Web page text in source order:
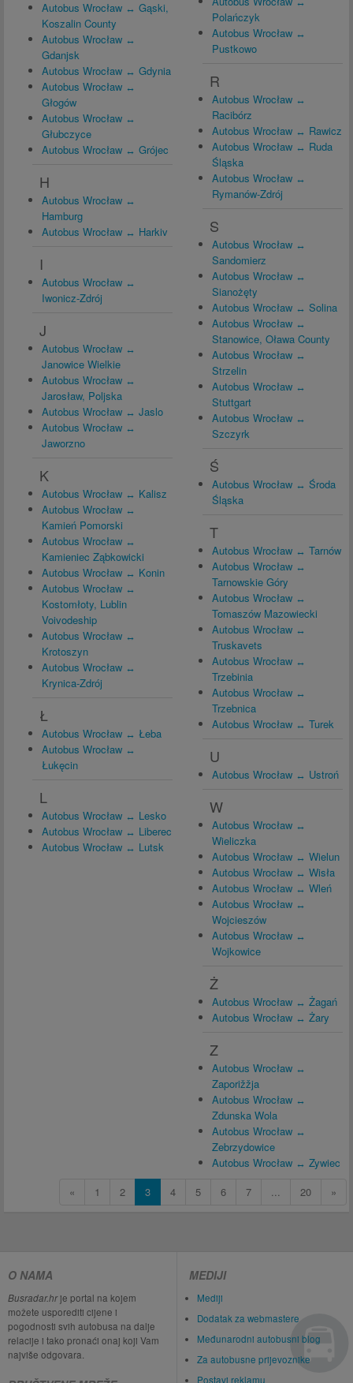
Autobus Wrocław ↔ Gąski,
Koszalin County
Autobus Wrocław ↔
Gdanjsk
Autobus Wrocław ↔ Gdynia
Autobus Wrocław ↔
Głogów
Autobus Wrocław ↔
Głubczyce
Autobus Wrocław ↔ Grójec
H
Autobus Wrocław ↔
Hamburg
Autobus Wrocław ↔ Harkiv
I
Autobus Wrocław ↔
Iwonicz-Zdrój
J
Autobus Wrocław ↔
Janowice Wielkie
Autobus Wrocław ↔
Jarosław, Poljska
Autobus Wrocław ↔ Jaslo
Autobus Wrocław ↔
Jaworzno
K
Autobus Wrocław ↔ Kalisz
Autobus Wrocław ↔
Kamień Pomorski
Autobus Wrocław ↔
Kamieniec Ząbkowicki
Autobus Wrocław ↔ Konin
Autobus Wrocław ↔
Kostomłoty, Lublin
Voivodeship
Autobus Wrocław ↔
Krotoszyn
Autobus Wrocław ↔
Krynica-Zdrój
Ł
Autobus Wrocław ↔ Łeba
Autobus Wrocław ↔
Łukęcin
L
Autobus Wrocław ↔ Lesko
Autobus Wrocław ↔ Liberec
Autobus Wrocław ↔ Lutsk
Polańczyk
Autobus Wrocław ↔
Pustkowo
R
Autobus Wrocław ↔
Racibórz
Autobus Wrocław ↔ Rawicz
Autobus Wrocław ↔ Ruda
Śląska
Autobus Wrocław ↔
Rymanów-Zdrój
S
Autobus Wrocław ↔
Sandomierz
Autobus Wrocław ↔
Sianożęty
Autobus Wrocław ↔ Solina
Autobus Wrocław ↔
Stanowice, Oława County
Autobus Wrocław ↔
Strzelin
Autobus Wrocław ↔
Stuttgart
Autobus Wrocław ↔
Szczyrk
Ś
Autobus Wrocław ↔ Środa
Śląska
T
Autobus Wrocław ↔ Tarnów
Autobus Wrocław ↔
Tarnowskie Góry
Autobus Wrocław ↔
Tomaszów Mazowiecki
Autobus Wrocław ↔
Truskavets
Autobus Wrocław ↔
Trzebinia
Autobus Wrocław ↔
Trzebnica
Autobus Wrocław ↔ Turek
U
Autobus Wrocław ↔ Ustroń
W
Autobus Wrocław ↔
Wieliczka
Autobus Wrocław ↔ Wielun
Autobus Wrocław ↔ Wisła
Autobus Wrocław ↔ Wleń
Autobus Wrocław ↔
Wojcieszów
Autobus Wrocław ↔
Wojkowice
Ż
Autobus Wrocław ↔ Żagań
Autobus Wrocław ↔ Żary
Z
Autobus Wrocław ↔
Zaporižžja
Autobus Wrocław ↔
Zdunska Wola
Autobus Wrocław ↔
Zebrzydowice
Autobus Wrocław ↔ Zywiec
«
1 2 3 4 5 6 7 ... 20 »
O NAMA
Busradar.hrje portal na kojem
možete usporediti cijene i
pogodnosti svih autobusa na dalje
relacije i tako pronaći onaj koji Vam
najviše odgovara.
MEDIJI
Mediji
Dodatak za webmastere
Međunarodni autobusni blog
Za autobusne prijevoznike
Postavi reklamu